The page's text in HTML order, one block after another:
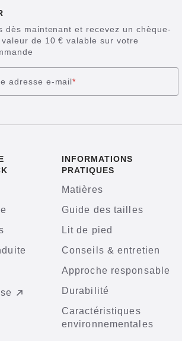
dès maintenant et recevez un chèque-
de 10 € valable sur votre
adresse e-mail*
INFORMATIONS
PRATIQUES
Matières
Guide des tailles
Lit de pied
Conseils & entretien
Approche responsable
Durabilité
Caractéristiques
environnementales